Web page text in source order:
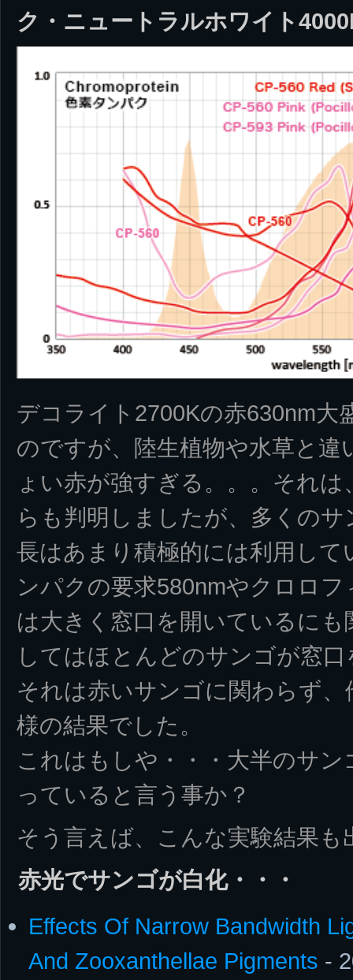
ク・ニュートラルホワイト
デコライト2700Kの赤630nm大
のですが、陸生植物や水草と
ょい赤が強すぎる。。。それは
らも判明しましたが、多くの
長はあまり積極的には利用し
ンパクの要求580nmやクロロ
は大きく窓口を開いているに
してはほとんどのサンゴが窓
それは赤いサンゴに関わらず
様の結果でした。
これはもしや・・・大半のサ
っていると言う事か？
そう言えば、こんな実験結果
赤光でサンゴが白化・・・
Effects Of Narrow Bandwidth
And Zooxanthellae Pigments -